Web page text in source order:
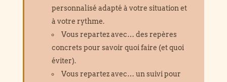
personnalisé adapté à votre situation et
à votre rythme.
Vous repartez avec… des repères
concrets pour savoir quoi faire (et quoi
éviter).
Vous repartez avec… un suivi pour